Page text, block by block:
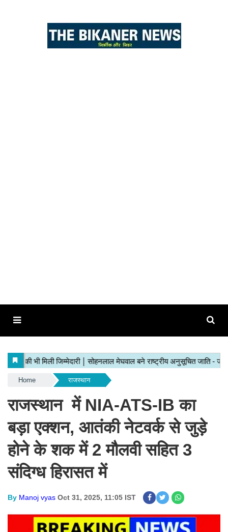
Home राजस्थान
राजस्थान में NIA-ATS-IB का
बड़ा एक्शन, आतंकी नेटवर्क से जुड़े
होने के शक में 2 मौलवी सहित 3
संदिग्ध हिरासत में
By Manoj vyas Oct 31, 2025, 11:05 IST